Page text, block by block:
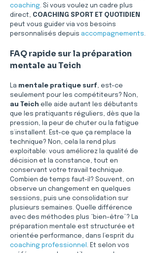
coaching. Si vous voulez un cadre plus
direct, COACHING SPORT ET QUOTIDIEN
peut vous guider via vos besoins
personnalisés depuis accompagnements.
FAQ rapide sur la préparation
mentale au Teich
La mentale pratique surf, est-ce
seulement pour les compétiteurs? Non,
au Teich elle aide autant les débutants
que les pratiquants réguliers, dès que la
pression, la peur de chuter ou la fatigue
s’installent. Est-ce que ça remplace la
technique? Non, cela la rend plus
exploitable: vous améliorez la qualité de
décision et la constance, tout en
conservant votre travail technique.
Combien de temps faut-il? Souvent, on
observe un changement en quelques
sessions, puis une consolidation sur
plusieurs semaines. Quelle différence
avec des méthodes plus “bien-être”? La
préparation mentale est structurée et
orientée performance, dans l’esprit du
coaching professionnel . Et selon vos